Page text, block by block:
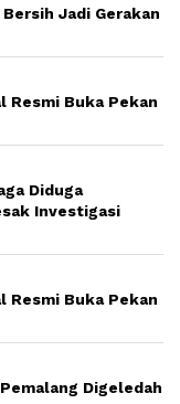
Jadi Gerakan
Resmi Buka Pekan
Diduga
Investigasi
Resmi Buka Pekan
Digeledah